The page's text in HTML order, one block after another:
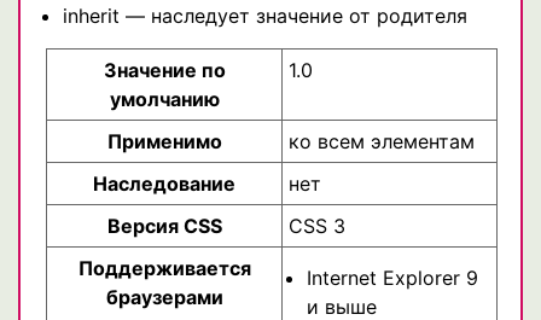
inherit — наследует значение от родителя
Значение по
умолчанию
1.0
Применимо
ко всем элементам
Наследование
нет
Версия CSS
CSS 3
Поддерживается
браузерами
Internet Explorer 9
и выше